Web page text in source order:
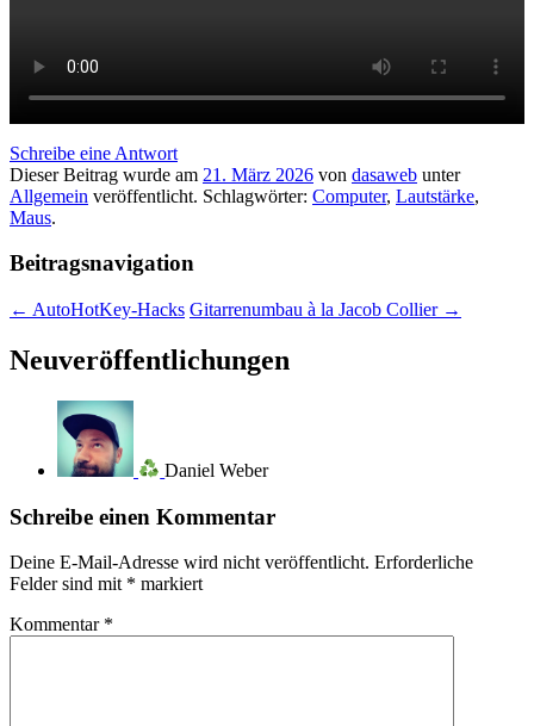
Schreibe eine Antwort
Dieser Beitrag wurde am 21. März 2026 von dasaweb unter
Allgemein veröffentlicht. Schlagwörter: Computer, Lautstärke,
Maus.
Beitragsnavigation
← AutoHotKey-Hacks Gitarrenumbau à la Jacob Collier →
Neuveröffentlichungen
Daniel Weber
Schreibe einen Kommentar
Deine E-Mail-Adresse wird nicht veröffentlicht. Erforderliche
Felder sind mit * markiert
Kommentar *